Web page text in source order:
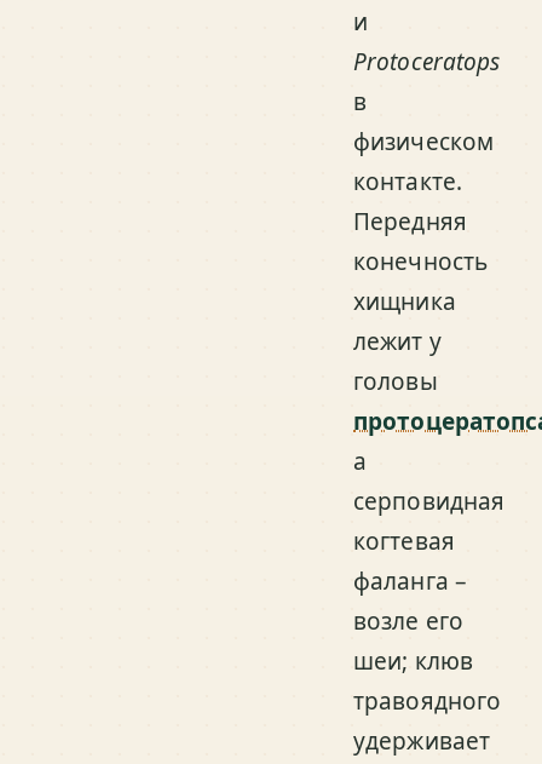
и
Protoceratops
в
физическом
контакте.
Передняя
конечность
хищника
лежит у
головы
а
серповидная
когтевая
фаланга –
возле его
шеи; клюв
травоядного
удерживает